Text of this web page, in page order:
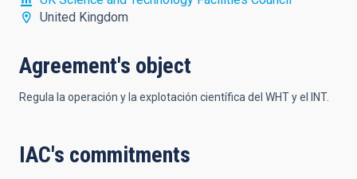
United Kingdom
Agreement's object
Regula la operación y la explotación científica del WHT y el INT.
IAC's commitments